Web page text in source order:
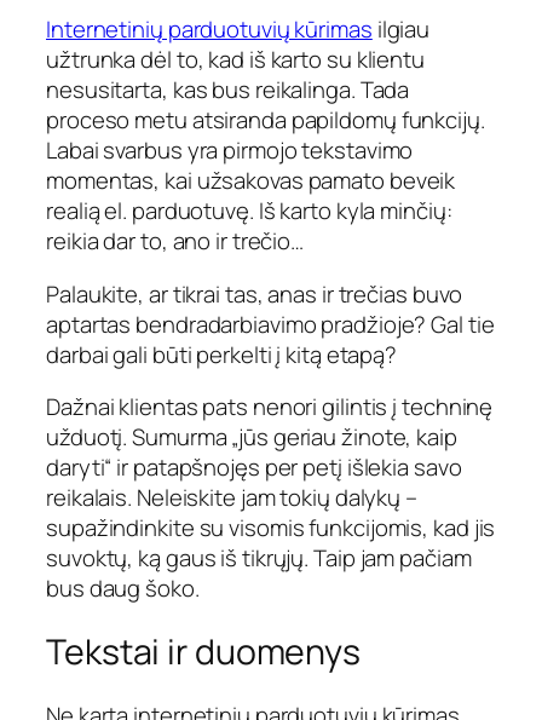
Internetinių parduotuvių kūrimas ilgiau
užtrunka dėl to, kad iš karto su klientu
nesusitarta, kas bus reikalinga. Tada
proceso metu atsiranda papildomų funkcijų.
Labai svarbus yra pirmojo tekstavimo
momentas, kai užsakovas pamato beveik
realią el. parduotuvę. Iš karto kyla minčių:
reikia dar to, ano ir trečio…
Palaukite, ar tikrai tas, anas ir trečias buvo
aptartas bendradarbiavimo pradžioje? Gal tie
darbai gali būti perkelti į kitą etapą?
Dažnai klientas pats nenori gilintis į techninę
užduotį. Sumurma „jūs geriau žinote, kaip
daryti“ ir patapšnojęs per petį išlekia savo
reikalais. Neleiskite jam tokių dalykų –
supažindinkite su visomis funkcijomis, kad jis
suvoktų, ką gaus iš tikrųjų. Taip jam pačiam
bus daug šoko.
Tekstai ir duomenys